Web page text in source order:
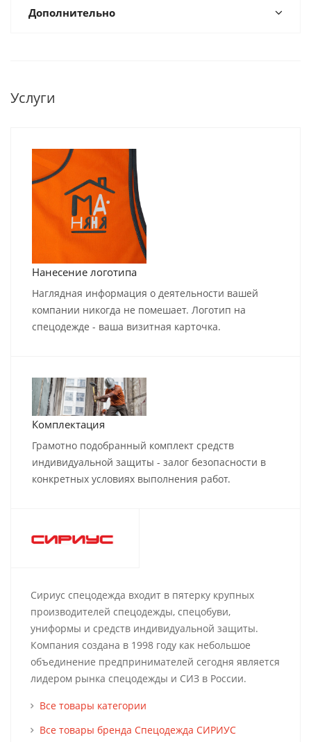
Дополнительно
Услуги
Нанесение логотипа
Наглядная информация о деятельности вашей
компании никогда не помешает. Логотип на
спецодежде - ваша визитная карточка.
Комплектация
Грамотно подобранный комплект средств
индивидуальной защиты - залог безопасности в
конкретных условиях выполнения работ.
Сириус спецодежда входит в пятерку крупных
производителей спецодежды, спецобуви,
униформы и средств индивидуальной защиты.
Компания создана в 1998 году как небольшое
объединение предпринимателей сегодня является
лидером рынка спецодежды и СИЗ в России.
Все товары категории
Все товары бренда Спецодежда СИРИУС